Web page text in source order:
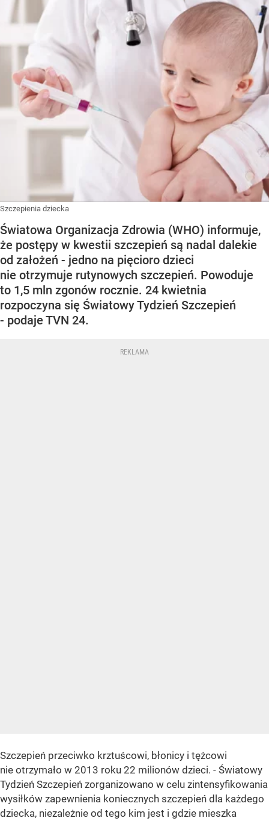
Szczepienia dziecka
Światowa Organizacja Zdrowia (WHO) informuje,
że postępy w kwestii szczepień są nadal dalekie
od założeń - jedno na pięcioro dzieci
nie otrzymuje rutynowych szczepień. Powoduje
to 1,5 mln zgonów rocznie. 24 kwietnia
rozpoczyna się Światowy Tydzień Szczepień
- podaje TVN 24.
Szczepień przeciwko krztuścowi, błonicy i tężcowi
nie otrzymało w 2013 roku 22 milionów dzieci. - Światowy
Tydzień Szczepień zorganizowano w celu zintensyfikowania
wysiłków zapewnienia koniecznych szczepień dla każdego
dziecka, niezależnie od tego kim jest i gdzie mieszka